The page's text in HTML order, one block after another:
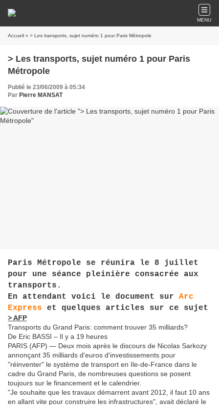
MENU
Accueil » > Les transports, sujet numéro 1 pour Paris Métropole
> Les transports, sujet numéro 1 pour Paris
Métropole
Publié le 23/06/2009 à 05:34
Par Pierre MANSAT
Paris Métropole se réunira le 8 juillet
pour une séance pleinière consacrée aux
transports.
En attendant voici le document sur Arc
Express et quelques articles sur ce sujet
> AFP
Transports du Grand Paris: comment trouver 35 milliards?
De Eric BASSI – Il y a 19 heures
PARIS (AFP) — Deux mois après le discours de Nicolas Sarkozy
annonçant 35 milliards d'euros d'investissements pour
"réinventer" le système de transport en Ile-de-France dans le
cadre du Grand Paris, de nombreuses questions se posent
toujours sur le financement et le calendrier.
"Je souhaite que les travaux démarrent avant 2012, il faut 10 ans
en allant vite pour construire les infrastructures", avait déclaré le